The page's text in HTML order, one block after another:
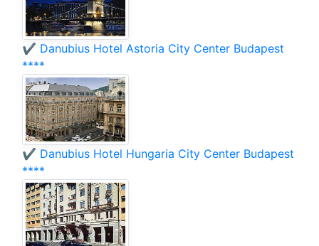
✔️ Danubius Hotel Astoria City Center Budapest
****
✔️ Danubius Hotel Hungaria City Center Budapest
****